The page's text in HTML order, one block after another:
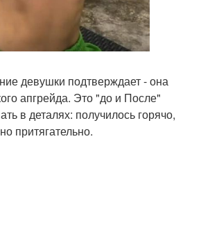
девушки подтверждает - она
апгрейда. Это "до и После"
в деталях: получилось горячо,
притягательно.